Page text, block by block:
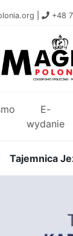
+48
E-
wydanie
Tajemnica